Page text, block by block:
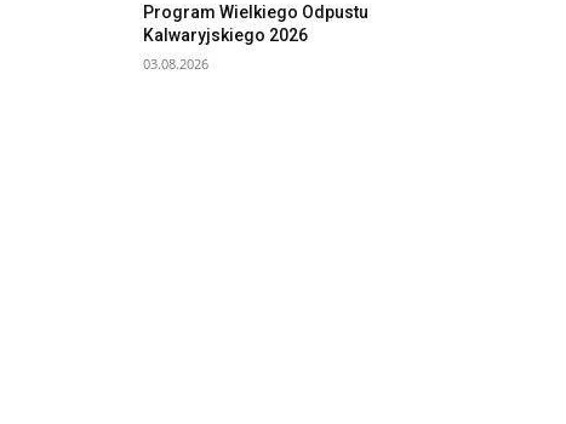
Program Wielkiego Odpustu
Kalwaryjskiego 2026
03.08.2026